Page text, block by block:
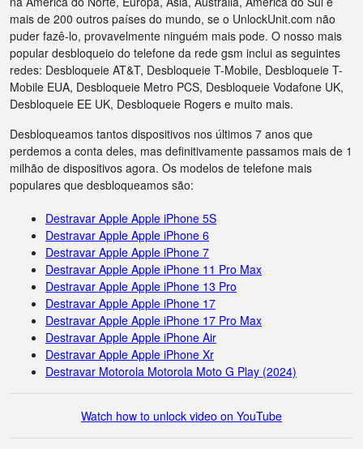
mais de 200 outros países do mundo, se o UnlockUnit.com não
puder fazê-lo, provavelmente ninguém mais pode. O nosso mais
popular desbloqueio do telefone da rede gsm inclui as seguintes
redes: Desbloqueie AT&T, Desbloqueie T-Mobile, Desbloqueie T-
Mobile EUA, Desbloqueie Metro PCS, Desbloqueie Vodafone UK,
Desbloqueie EE UK, Desbloqueie Rogers e muito mais.
Desbloqueamos tantos dispositivos nos últimos 7 anos que
perdemos a conta deles, mas definitivamente passamos mais de 1
milhão de dispositivos agora. Os modelos de telefone mais
populares que desbloqueamos são:
Destravar Apple Apple iPhone 5S
Destravar Apple Apple iPhone 6
Destravar Apple Apple iPhone 7
Destravar Apple Apple iPhone 11 Pro Max
Destravar Apple Apple iPhone 13 Pro
Destravar Apple Apple iPhone 17
Destravar Apple Apple iPhone 17 Pro Max
Destravar Apple Apple iPhone Air
Destravar Apple Apple iPhone Xr
Destravar Motorola Motorola Moto G Play (2024)
Watch how to unlock video on YouTube